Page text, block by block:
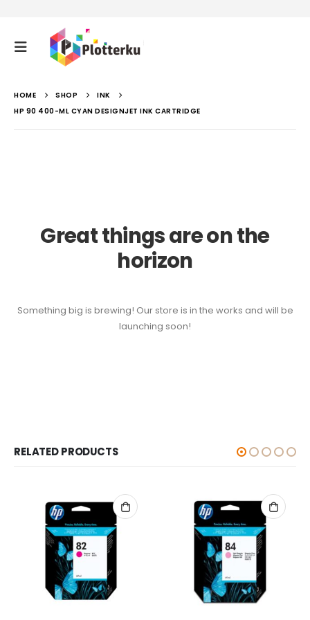
HOME SHOP
INK
HP 90 400-ML CYAN DESIGNJET INK CARTRIDGE
Great things are on the
horizon
Something big is brewing! Our store is in the works and will be
launching soon!
RELATED PRODUCTS